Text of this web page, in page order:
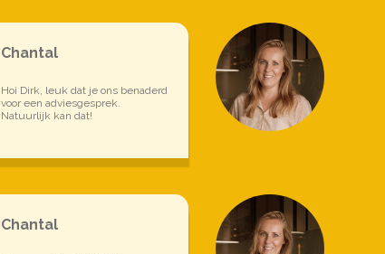
Chantal
Hoi Dirk, leuk dat je ons benaderd
voor een adviesgesprek.
Natuurlijk kan dat!
Chantal